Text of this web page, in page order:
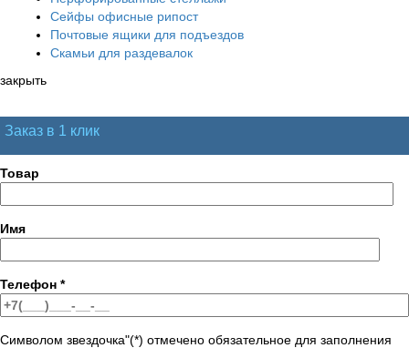
Сейфы офисные рипост
Почтовые ящики для подъездов
Скамьи для раздевалок
закрыть
Заказ в 1 клик
Товар
Имя
Телефон *
Символом звездочка"(*) отмечено обязательное для заполнения